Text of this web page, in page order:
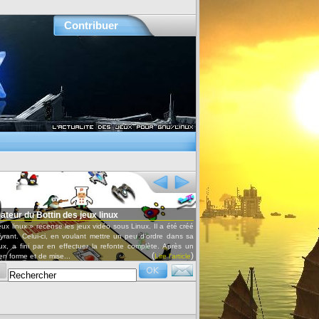
Contribuer
des jeux linux
les jeux vidéo sous Linux. Il a été créé
en voulant mettre un peu d'ordre dans sa
en effectuer la refonte complète. Après un
mise...
(Lire l'article)
Conférences audio et vidéo
Retrouvez les conférences données lors des
ainsi que les interviews par OxyRadio.